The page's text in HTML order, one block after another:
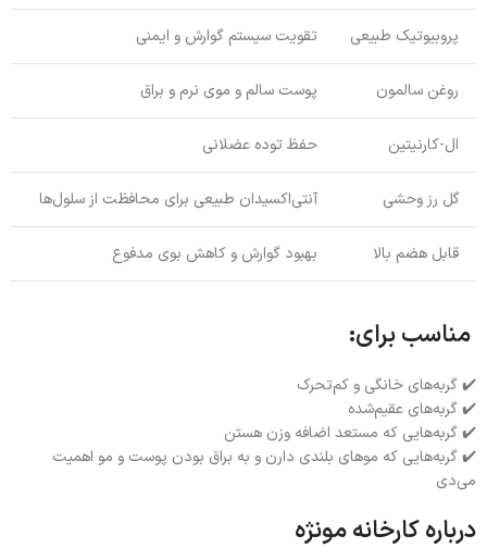
پروبیوتیک طبیعی تقویت سیستم گوارش و ایمنی
روغن سالمون پوست سالم و موی نرم و براق
ال-کارنیتین حفظ توده عضلانی
گل رز وحشی آنتی‌اکسیدان طبیعی برای محافظت از سلول‌ها
قابل هضم بالا بهبود گوارش و کاهش بوی مدفوع
مناسب برای:
✔️ گربه‌های خانگی و کم‌تحرک
✔️ گربه‌های عقیم‌شده
✔️ گربه‌هایی که مستعد اضافه وزن هستن
✔️ گربه‌هایی که موهای بلندی دارن و به براق بودن پوست و مو اهمیت
می‌دی
درباره کارخانه مونژه